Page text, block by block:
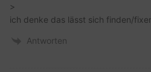
>
ich denke das lässt sich finden/
Antworten